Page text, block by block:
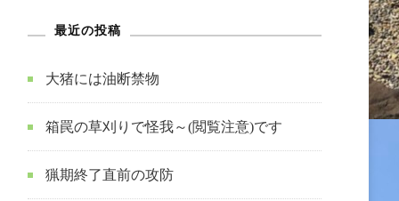
最近の投稿
大猪には油断禁物
箱罠の草刈りで怪我～(閲覧注意)です
猟期終了直前の攻防